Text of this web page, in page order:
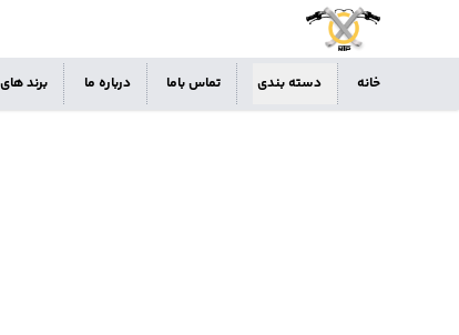
خانه دسته بندی تماس باما درباره ما برند